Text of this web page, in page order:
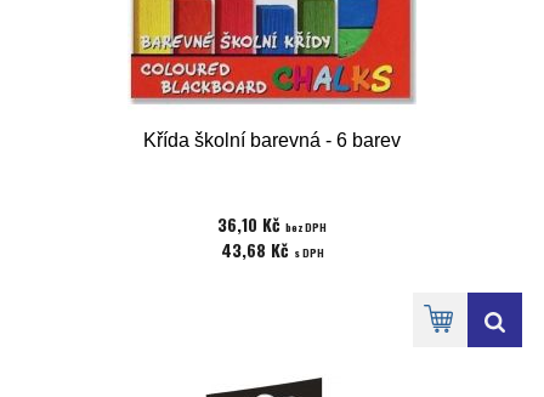
Křída školní barevná - 6 barev
36,10 Kč bez DPH
43,68 Kč s DPH